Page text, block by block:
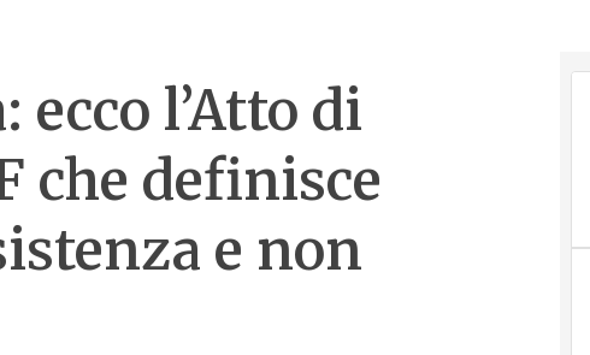
ecco l’Atto di
che definisce
e non